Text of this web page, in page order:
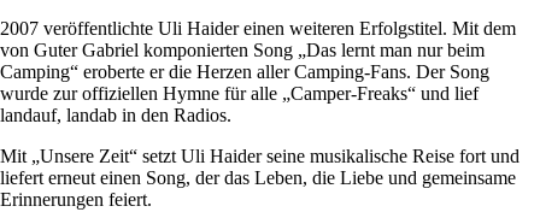
2007 veröffentlichte Uli Haider einen weiteren Erfolgstitel. Mit dem
von Guter Gabriel komponierten Song „Das lernt man nur beim
Camping“ eroberte er die Herzen aller Camping-Fans. Der Song
wurde zur offiziellen Hymne für alle „Camper-Freaks“ und lief
landauf, landab in den Radios.
Mit „Unsere Zeit“ setzt Uli Haider seine musikalische Reise fort und
liefert erneut einen Song, der das Leben, die Liebe und gemeinsame
Erinnerungen feiert.